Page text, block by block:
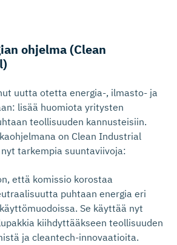
ohjelma (Clean
uutta otetta energia-, ilmasto- ja
lisää huomiota yritysten
teollisuuden kannusteisiin.
on Clean Industrial
tarkempia suuntaviivoja:
että komissio korostaa
puhtaan energia eri
Se käyttää nyt
kiihdyttääkseen teollisuuden
ja cleantech-innovaatioita.